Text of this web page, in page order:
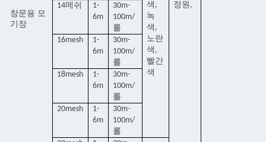
창문용 모
기장
색,
녹
색,
노란
색,
빨간
색
정원,
14메쉬
1-
6m
30m-
100m/
롤
16mesh
1-
6m
30m-
100m/
롤
18mesh
1-
6m
30m-
100m/
롤
20mesh
1-
6m
30m-
100m/
롤